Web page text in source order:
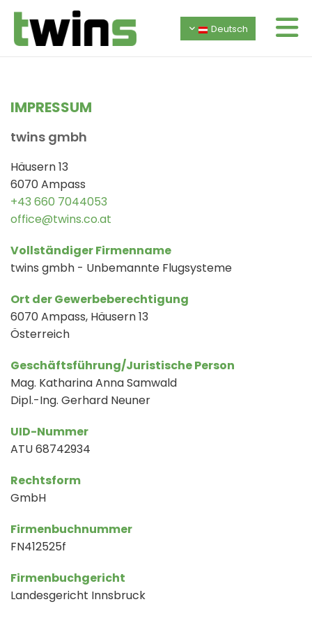
Deutsch
IMPRESSUM
twins gmbh
Häusern 13
6070 Ampass
+43 660 7044053
office@twins.co.at
Vollständiger Firmenname
twins gmbh - Unbemannte Flugsysteme
Ort der Gewerbeberechtigung
6070 Ampass, Häusern 13
Österreich
Geschäftsführung/Juristische Person
Mag. Katharina Anna Samwald
Dipl.-Ing. Gerhard Neuner
UID-Nummer
ATU 68742934
Rechtsform
GmbH
Firmenbuchnummer
FN412525f
Firmenbuchgericht
Landesgericht Innsbruck